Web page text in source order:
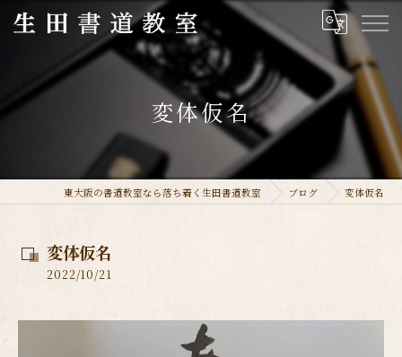
変体仮名
東大阪の書道教室なら落ち着く生田書道教室 ブログ 変体仮名
変体仮名
2022/10/21